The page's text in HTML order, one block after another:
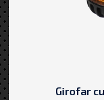
Girofar